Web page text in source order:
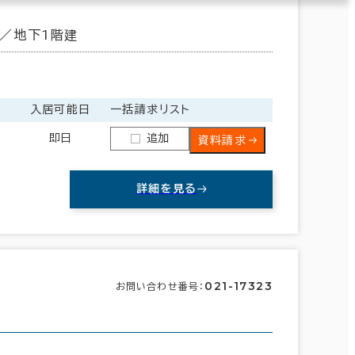
地下1階建
入居可能日 一括請求リスト
即日 追加 資料請求
詳細を見る
お問い合わせ番号： 021-17323